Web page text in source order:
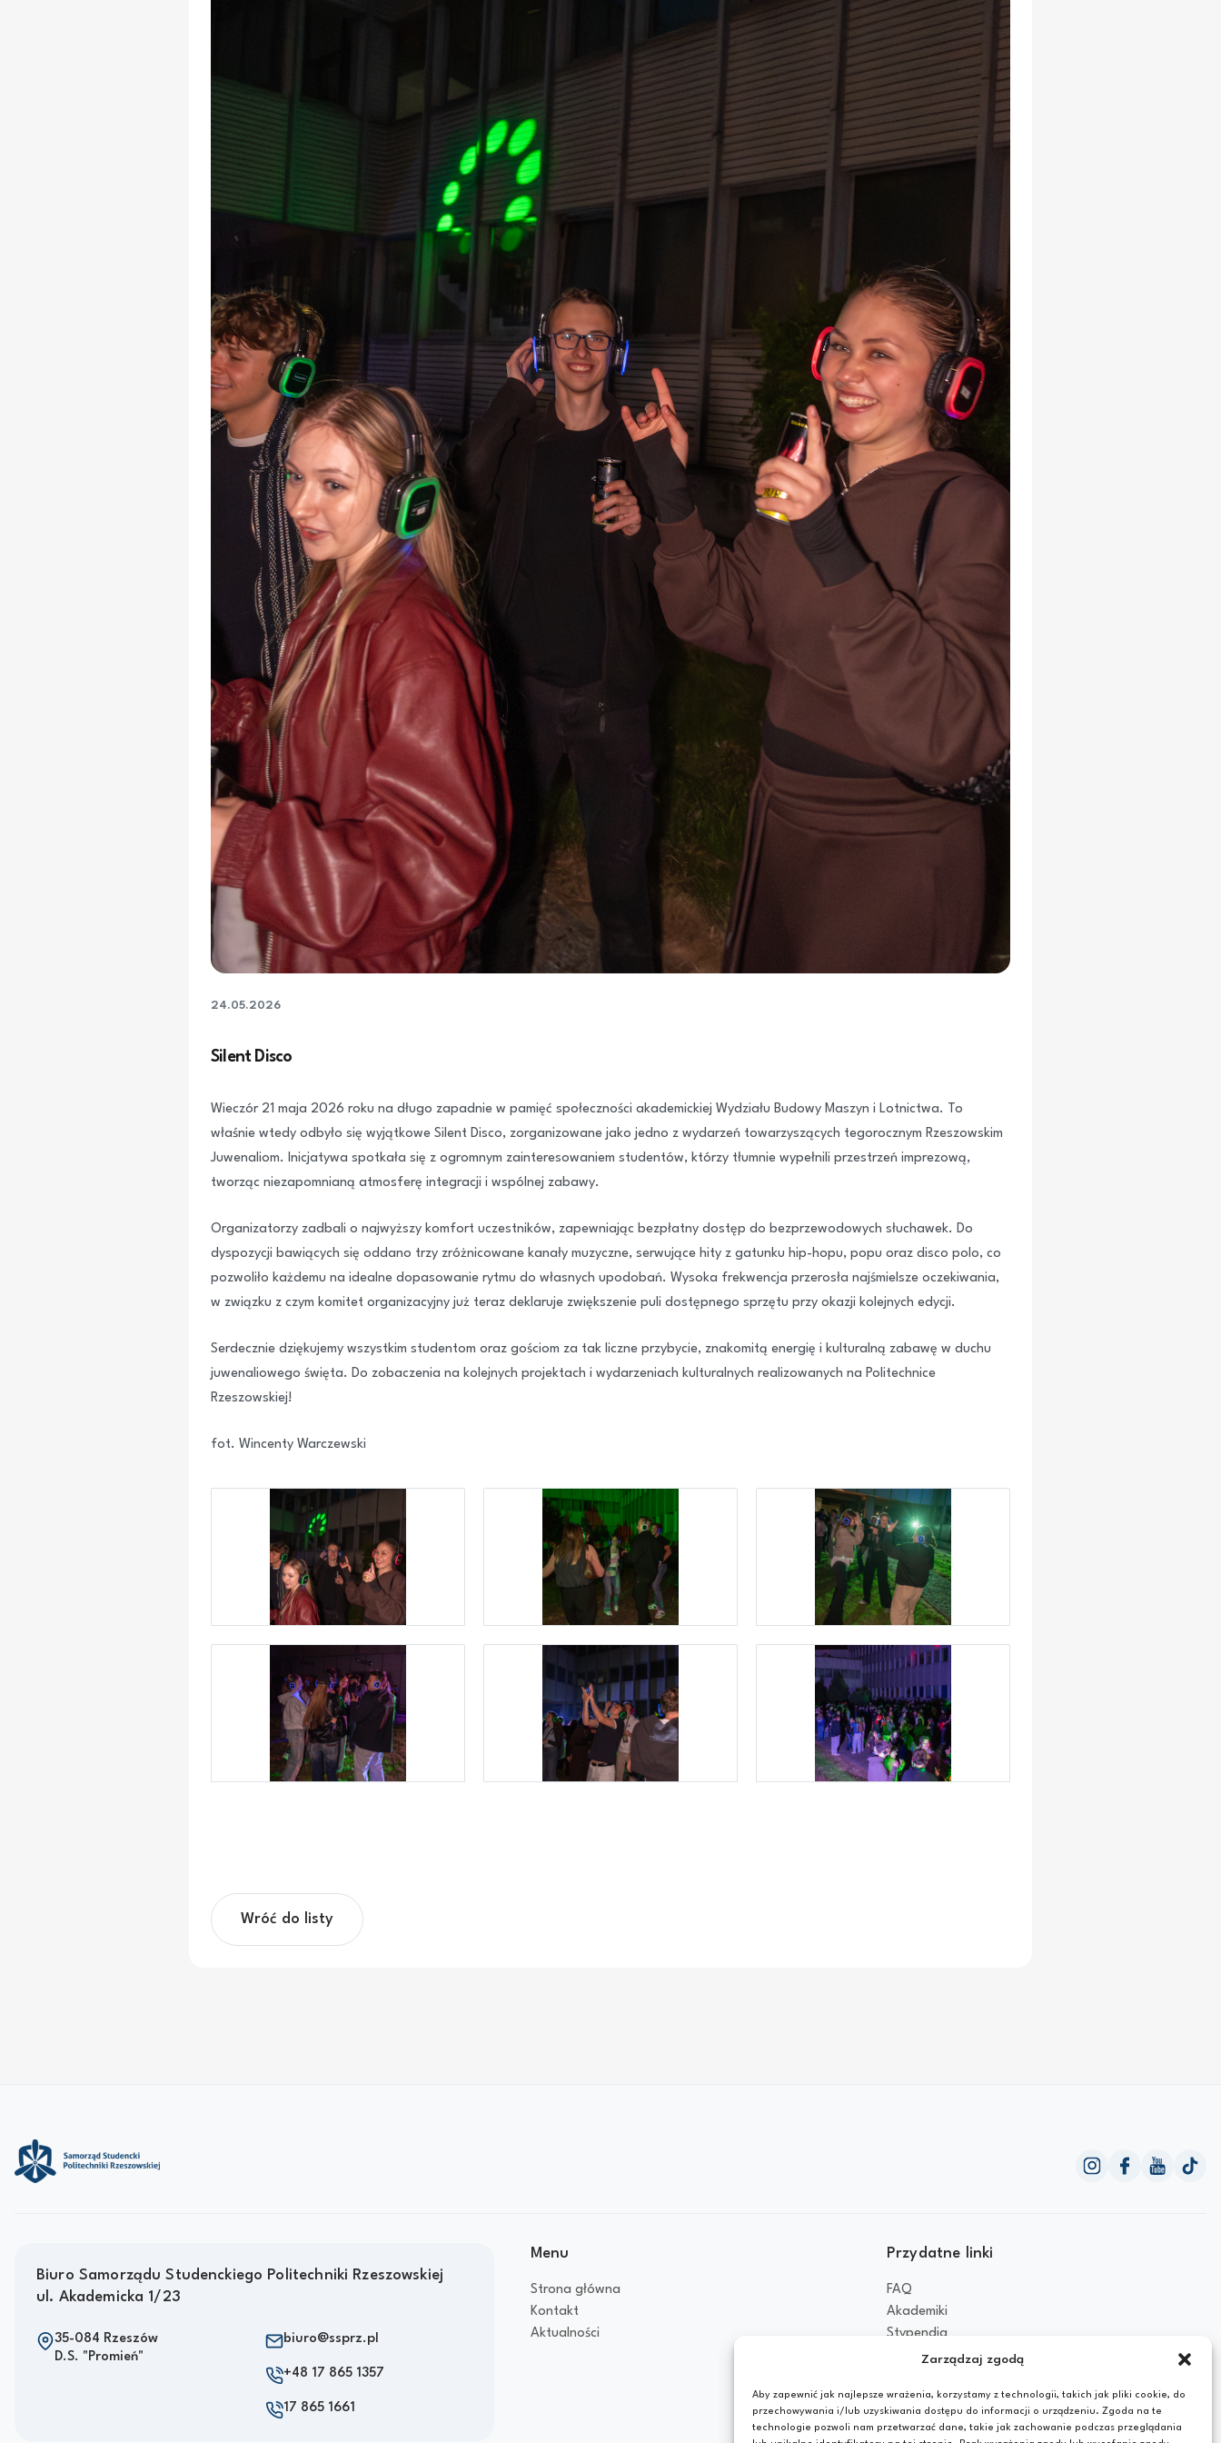
Zarządzaj zgodą
Aby zapewnić jak najlepsze wrażenia, korzystamy z technologii, takich jak pliki cookie, do
przechowywania i/lub uzyskiwania dostępu do informacji o urządzeniu. Zgoda na te
technologie pozwoli nam przetwarzać dane, takie jak zachowanie podczas przeglądania
24.05.2026
Silent Disco
Wieczór 21 maja 2026 roku na długo zapadnie w pamięć społeczności akademickiej Wydziału Budowy Maszyn i Lotnictwa. To
właśnie wtedy odbyło się wyjątkowe Silent Disco, zorganizowane jako jedno z wydarzeń towarzyszących tegorocznym Rzeszowskim
Juwenaliom. Inicjatywa spotkała się z ogromnym zainteresowaniem studentów, którzy tłumnie wypełnili przestrzeń imprezową,
tworząc niezapomnianą atmosferę integracji i wspólnej zabawy.
Organizatorzy zadbali o najwyższy komfort uczestników, zapewniając bezpłatny dostęp do bezprzewodowych słuchawek. Do
dyspozycji bawiących się oddano trzy zróżnicowane kanały muzyczne, serwujące hity z gatunku hip-hopu, popu oraz disco polo, co
pozwoliło każdemu na idealne dopasowanie rytmu do własnych upodobań. Wysoka frekwencja przerosła najśmielsze oczekiwania,
w związku z czym komitet organizacyjny już teraz deklaruje zwiększenie puli dostępnego sprzętu przy okazji kolejnych edycji.
Serdecznie dziękujemy wszystkim studentom oraz gościom za tak liczne przybycie, znakomitą energię i kulturalną zabawę w duchu
juwenaliowego święta. Do zobaczenia na kolejnych projektach i wydarzeniach kulturalnych realizowanych na Politechnice
Rzeszowskiej!
fot. Wincenty Warczewski
Wróć do listy
Biuro Samorządu Studenckiego Politechniki Rzeszowskiej
ul. Akademicka 1/23
35-084 Rzeszów
D.S. "Promień"
biuro@ssprz.pl
+48 17 865 1357
17 865 1661
Menu
Strona główna
Kontakt
Aktualności
Przydatne linki
FAQ
Akademiki
Stypendia
Dokumenty